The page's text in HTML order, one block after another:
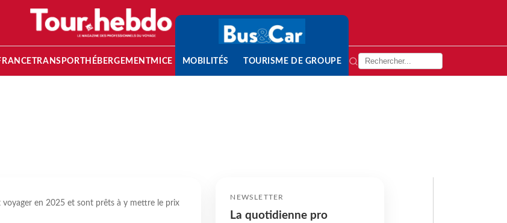
TRANSPORT HÉBERGEMENTMICE MOBILITÉS TOURISME DE GROUPE
voyager en 2025 et sont prêts à y mettre le prix
NEWSLETTER
La quotidienne pro